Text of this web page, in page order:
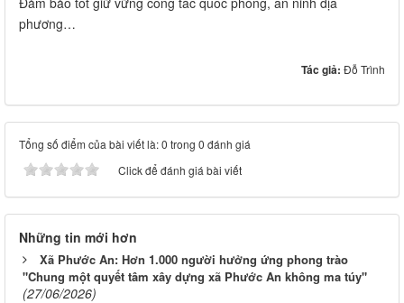
phương…
Tác giả: Đỗ Trình
Tổng số điểm của bài viết là: 0 trong 0 đánh giá
Click để đánh giá bài viết
Những tin mới hơn
Xã Phước An: Hơn 1.000 người hưởng ứng phong trào
"Chung một quyết tâm xây dựng xã Phước An không ma túy"
(27/06/2026)